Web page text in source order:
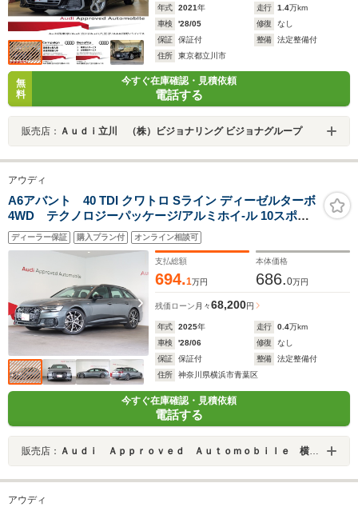
年式 2021年 走行 1.4万km
車検
'28/05 修復
なし
保証
保証付 整備
法定整備付
住所
東京都立川市
無
料
今すぐ在庫確認・見積依頼
電話する
販売店： Ａｕｄｉ立川 （株）ビジョナリング ビジョナグループ
アウディ
A6アバント 40 TDI クワトロ Sライン ディーゼルターボ
4WD テクノロジーパッケージ/アルミホイ-ル 10スポー
クスターデザイン メタリックブラック ポーリッシュト
8.5Jx20 (Audi sport)/ブラック Audi rings & ブラックス
タイリングパッケージ
ディーラー保証 購入プラン付 オンライン相談可
支払総額
694.1万円
本体価格
686.0万円
残価ローン 月々68,200円
年式 2025年 走行 0.4万km
車検
'28/06 修復
なし
保証
保証付 整備
法定整備付
住所
神奈川県横浜市青葉区
今すぐ在庫確認・見積依頼
電話する
販売店： Ａｕｄｉ Ａｐｐｒｏｖｅｄ Ａｕｔｏｍｏｂｉｌｅ 横浜青葉
アウディ